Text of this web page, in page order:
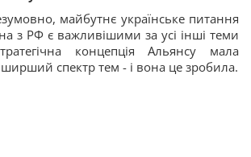
майбутнє українське питання
з РФ є важливішими за усі інші теми
концепція Альянсу мала
спектр тем - і вона це зробила.